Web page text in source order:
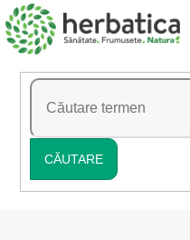
Treci
la
conținut
CĂUTARE